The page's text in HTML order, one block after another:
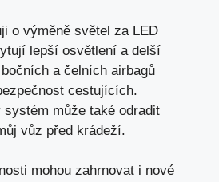
o výměně světel za LED
lepší osvětlení a delší
a čelních airbagů
cestujících.
systém může také odradit
vůz před krádeží.
mohou zahrnovat i nové